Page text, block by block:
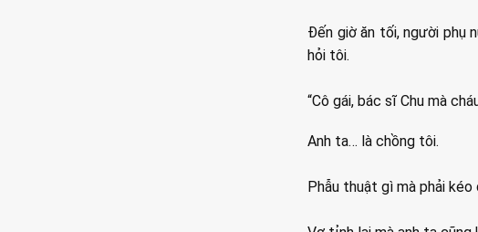
Đến giờ ăn tối, người phụ
hỏi tôi.
“Cô gái, bác sĩ Chu mà
Anh ta… là chồng tôi.
Phẫu thuật gì mà phải